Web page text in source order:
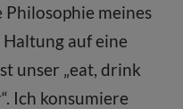
Philosophie meines
Haltung auf eine
unser „eat, drink
Ich konsumiere